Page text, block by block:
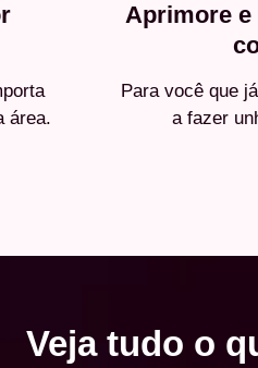
área.
Aprimore e
Para você que
a fazer
Veja tudo o